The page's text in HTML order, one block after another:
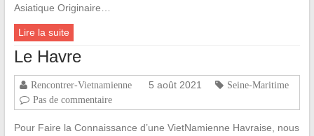
Asiatique Originaire…
Lire la suite
Le Havre
Rencontrer-Vietnamienne 5 août 2021
Seine-Maritime
Pas de commentaire
Pour Faire la Connaissance d’une VietNamienne Havraise, nous